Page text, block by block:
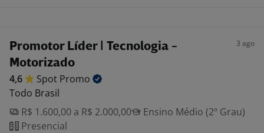
Promotor Líder | Tecnologia -
Motorizado
3 ago
4,6 Spot Promo
Todo Brasil
R$ 1.600,00 a R$ 2.000,00
Ensino Médio (2º Grau)
Presencial